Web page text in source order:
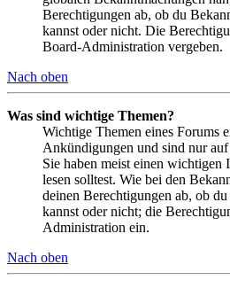
Berechtigungen ab, ob du
kannst oder nicht. Die
Board-Administration vergeben.
Nach oben
Was sind wichtige Themen?
Wichtige Themen eines Forums
Ankündigungen und sind nur auf
Sie haben meist einen wichtigen
lesen solltest. Wie bei den
deinen Berechtigungen ab, ob
kannst oder nicht; die
Administration ein.
Nach oben